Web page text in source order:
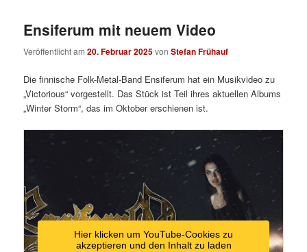
Ensiferum mit neuem Video
Veröffentlicht am20. Februar 2025vonStefan Frühauf
Die finnische Folk-Metal-Band Ensiferum hat ein Musikvideo zu
„Victorious“ vorgestellt. Das Stück ist Teil ihres aktuellen Albums
„Winter Storm“, das im Oktober erschienen ist.
Hier klicken um YouTube-Cookies zu
akzeptieren und den Inhalt zu laden